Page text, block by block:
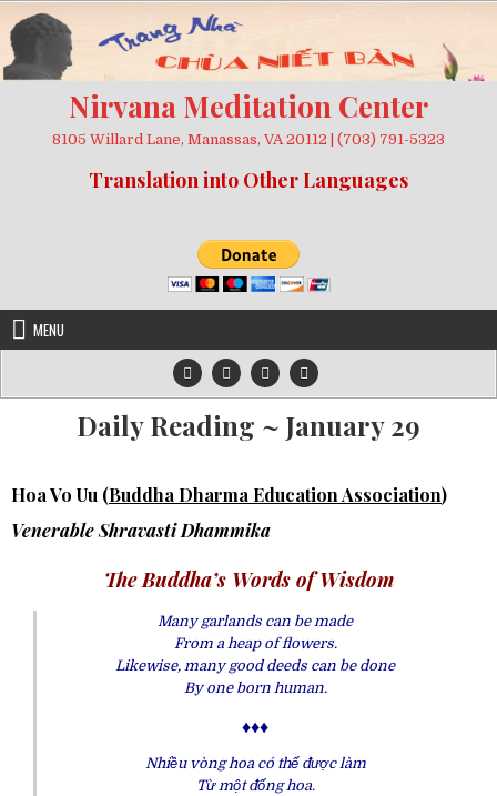
to
content
Nirvana Meditation Center
8105 Willard Lane, Manassas, VA 20112 | (703) 791-5323
Translation into Other Languages
MENU
Daily Reading ~ January 29
Hoa Vo Uu (Buddha Dharma Education Association)
Venerable Shravasti Dhammika
The Buddha’s Words of Wisdom
Many garlands can be made
From a heap of flowers.
Likewise, many good deeds can be done
By one born human.
♦♦♦
Nhiều vòng hoa có thể được làm
Từ một đống hoa.